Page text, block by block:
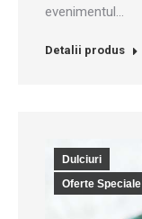
evenimentul…
Detalii produs
Dulciuri
Oferte Speciale